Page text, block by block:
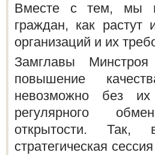
Вместе с тем, мы
граждан, как
организаций и их
Замглавы
повышение
невозможно без
регулярного
открытости. Так,
стратегическая